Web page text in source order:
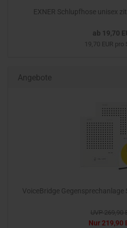
EXNER Schlupfhose unisex
ab 19,70
19,70 EUR pro
Angebote
VoiceBridge
UVP 269,90
Nur 219,90